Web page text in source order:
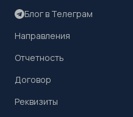
Блог в Телеграм
Направления
Отчетность
Договор
Реквизиты